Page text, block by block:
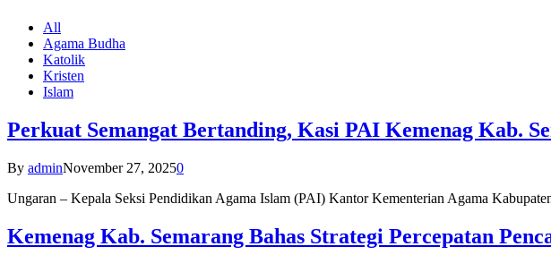
All
Agama Budha
Katolik
Kristen
Islam
Perkuat Semangat Bertanding, Kasi PAI Kemenag Kab.
By adminNovember 27, 20250
Ungaran – Kepala Seksi Pendidikan Agama Islam (PAI) Kantor Kementerian Agama
Kemenag Kab. Semarang Bahas Strategi Percepatan